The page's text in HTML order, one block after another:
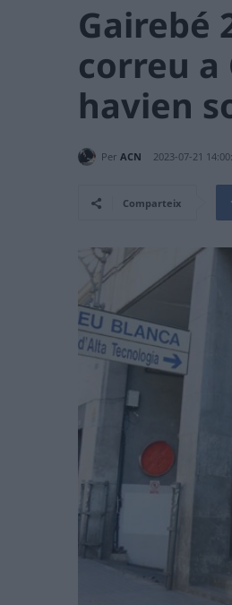
Gairebé
correu a
havien
Per ACN 2023-07-21
Comparteix